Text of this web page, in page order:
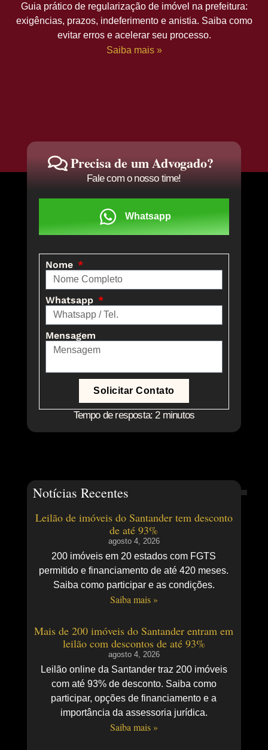
Guia prático de regularização de imóvel na prefeitura:
exigências, prazos, indeferimento e anistia. Saiba como
evitar erros e acelerar seu processo.
Saiba mais »
Precisa de um Advogado?
Fale com o nosso time!
Whatsapp
Nome
Whatsapp
Mensagem
Solicitar Contato
Tempo de resposta: 2 minutos
Notícias Recentes
Leilão de imóveis do Santander tem desconto
de até 93%
agosto 4, 2026
200 imóveis em 20 estados com FGTS
permitido e financiamento de até 420 meses.
Saiba como participar e as condições.
Saiba mais »
Mais de 200 imóveis do Santander entram em
leilão com descontos de até 93%
agosto 4, 2026
Leilão online da Santander traz 200 imóveis
com até 93% de desconto. Saiba como
participar, opções de financiamento e a
importância da assessoria jurídica.
Saiba mais »